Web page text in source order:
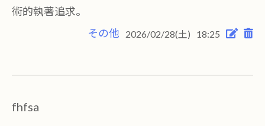
術的執著追求。
その他
2026/02/28(土) 18:25
fhfsa